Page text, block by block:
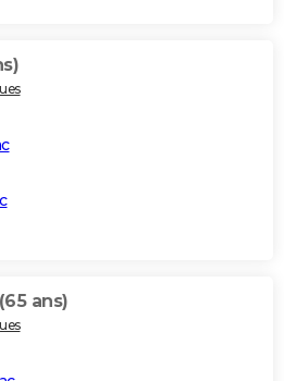
(65 ans)